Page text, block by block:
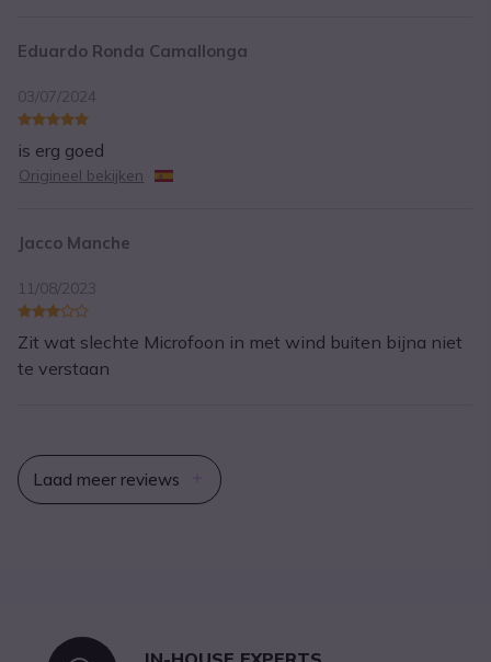
Eduardo Ronda Camallonga
03/07/2024
is erg goed
Origineel bekijken
Jacco Manche
11/08/2023
Zit wat slechte Microfoon in met wind buiten bijna niet
te verstaan
Laad meer reviews